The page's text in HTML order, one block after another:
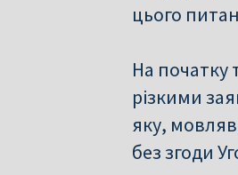
цього
На початку
різкими
яку,
без згоди